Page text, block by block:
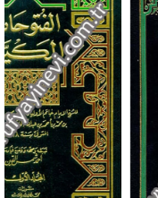
%57İndirim